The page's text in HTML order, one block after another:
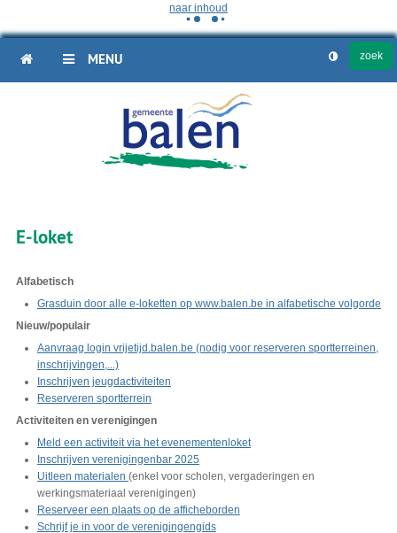
naar inhoud
HOME MENU
E-loket
Alfabetisch
Grasduin door alle e-loketten op www.balen.be in alfabetische volgorde
Nieuw/populair
Aanvraag login vrijetijd.balen.be (nodig voor reserveren sportterreinen,
inschrijvingen,...)
Inschrijven jeugdactiviteiten
Reserveren sportterrein
Activiteiten en verenigingen
Meld een activiteit via het evenementenloket
Inschrijven verenigingenbar 2025
Uitleen materialen (enkel voor scholen, vergaderingen en
werkingsmateriaal verenigingen)
Reserveer een plaats op de afficheborden
Schrijf je in voor de verenigingengids